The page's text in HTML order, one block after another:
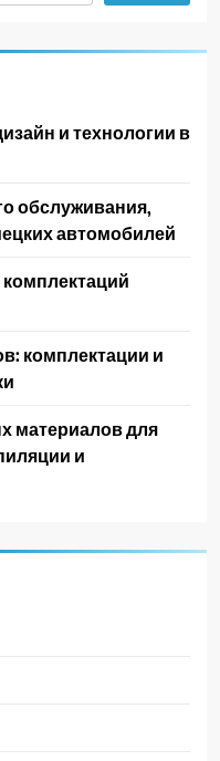
и технологии в
обслуживания,
автомобилей
комплектации и
материалов для
и